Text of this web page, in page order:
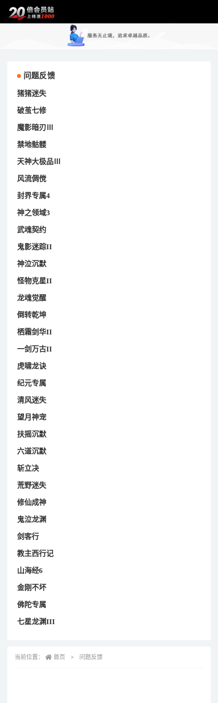
问题反馈
猪猪迷失
破茧七修
魔影暗刃Ⅲ
禁地骷髅
天神大极品Ⅲ
风流倜傥
封界专属4
神之领域3
武魂契约
鬼影迷踪II
神泣沉默
怪物克星II
龙魂觉醒
倒转乾坤
栖霜剑华II
一剑万古II
虎啸龙诀
纪元专属
清风迷失
望月神宠
扶摇沉默
六道沉默
斩立决
荒野迷失
修仙成神
鬼泣龙渊
剑客行
教主西行记
山海经6
金刚不坏
佛陀专属
七星龙渊III
当前位置： 首页 问题反馈